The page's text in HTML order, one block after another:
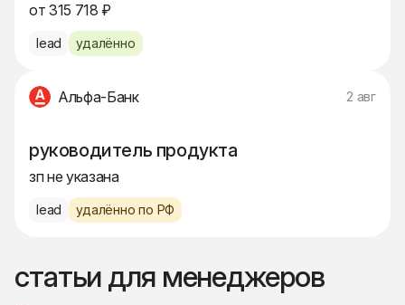
от 315 718 ₽
lead удалённо
Альфа-Банк 2 авг
руководитель продукта
зп не указана
lead удалённо по РФ
статьи для менеджеров